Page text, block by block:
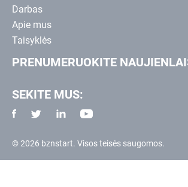
Darbas
Apie mus
Taisyklės
PRENUMERUOKITE
SEKITE MUS:
© 2026 bznstart. Visos teisės saugomos.